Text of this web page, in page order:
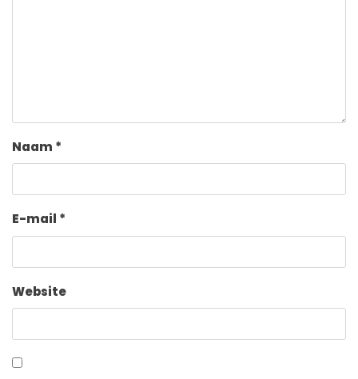
Naam *
E-mail *
Website